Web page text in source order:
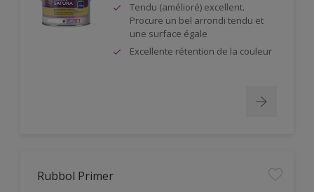
Tendu (amélioré) excellent.
Procure un bel arrondi tendu et
une surface égale
Excellente rétention de la couleur
Rubbol Primer